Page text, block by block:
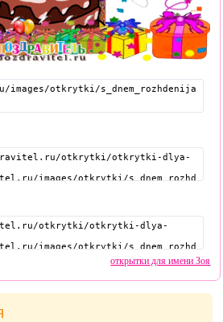
открытки для имени Зоя